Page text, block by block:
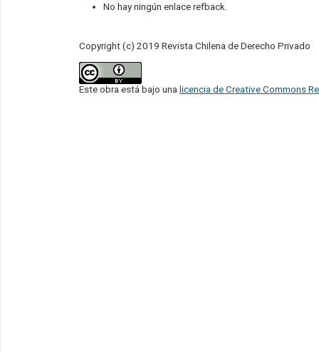
No hay ningún enlace refback.
Copyright (c) 2019 Revista Chilena de Derecho Privado
Este obra está bajo una licencia de Creative Commons